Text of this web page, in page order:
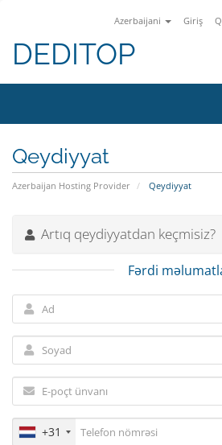
Azerbaijani Giriş
DEDITOP
Qeydiyyat
Azerbaijan Hosting Provider Qeydiyyat
Artıq qeydiyyatdan keçmisiz?
Fərdi
+31